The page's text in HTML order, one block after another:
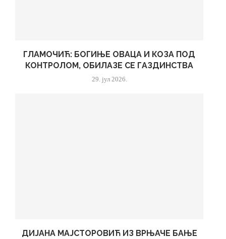
ГЛАМОЧИЋ: БОГИЊЕ ОВАЦА И КОЗА ПОД
КОНТРОЛОМ, ОБИЛАЗЕ СЕ ГАЗДИНСТВА
29. јул 2026.
ДИЈАНА МАЈСТОРОВИЋ ИЗ ВРЊАЧЕ БАЊЕ